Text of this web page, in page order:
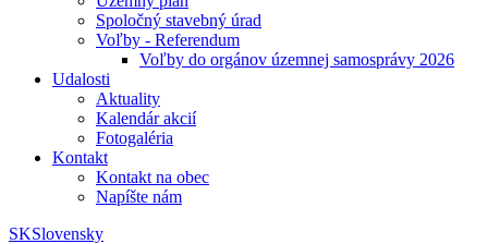
Spoločný stavebný úrad
Voľby - Referendum
Voľby do orgánov územnej samosprávy 2026
Udalosti
Aktuality
Kalendár akcií
Fotogaléria
Kontakt
Kontakt na obec
Napíšte nám
SKSlovensky